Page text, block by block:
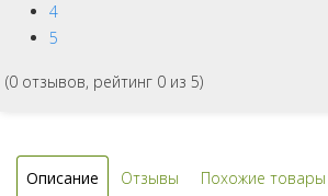
4
5
(0 отзывов, рейтинг 0 из 5)
Описание Отзывы Похожие товары